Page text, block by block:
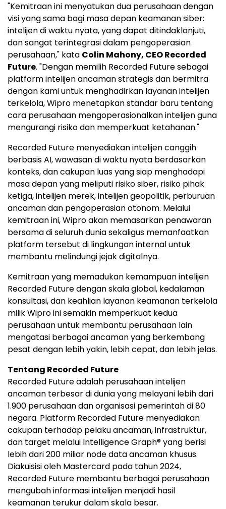
"Kemitraan ini menyatukan dua perusahaan dengan
visi yang sama bagi masa depan keamanan siber:
intelijen di waktu nyata, yang dapat ditindaklanjuti,
dan sangat terintegrasi dalam pengoperasian
perusahaan," kata Colin Mahony, CEO Recorded
Future. "Dengan memilih Recorded Future sebagai
platform intelijen ancaman strategis dan bermitra
dengan kami untuk menghadirkan layanan intelijen
terkelola, Wipro menetapkan standar baru tentang
cara perusahaan mengoperasionalkan intelijen guna
mengurangi risiko dan memperkuat ketahanan."
Recorded Future menyediakan intelijen canggih
berbasis AI, wawasan di waktu nyata berdasarkan
konteks, dan cakupan luas yang siap menghadapi
masa depan yang meliputi risiko siber, risiko pihak
ketiga, intelijen merek, intelijen geopolitik, perburuan
ancaman dan pengoperasian otonom. Melalui
kemitraan ini, Wipro akan memasarkan penawaran
bersama di seluruh dunia sekaligus memanfaatkan
platform tersebut di lingkungan internal untuk
membantu melindungi jejak digitalnya.
Kemitraan yang memadukan kemampuan intelijen
Recorded Future dengan skala global, kedalaman
konsultasi, dan keahlian layanan keamanan terkelola
milik Wipro ini semakin memperkuat kedua
perusahaan untuk membantu perusahaan lain
mengatasi berbagai ancaman yang berkembang
pesat dengan lebih yakin, lebih cepat, dan lebih jelas.
Tentang Recorded Future
Recorded Future adalah perusahaan intelijen
ancaman terbesar di dunia yang melayani lebih dari
1.900 perusahaan dan organisasi pemerintah di 80
negara. Platform Recorded Future menyediakan
cakupan terhadap pelaku ancaman, infrastruktur,
dan target melalui Intelligence Graph® yang berisi
lebih dari 200 miliar node data ancaman khusus.
Diakuisisi oleh Mastercard pada tahun 2024,
Recorded Future membantu berbagai perusahaan
mengubah informasi intelijen menjadi hasil
keamanan terukur dalam skala besar.